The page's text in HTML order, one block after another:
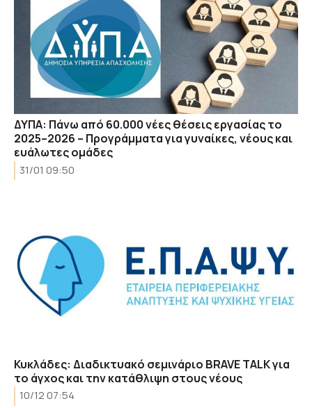
ΔΥΠΑ: Πάνω από 60.000 νέες θέσεις εργασίας το
2025–2026 – Προγράμματα για γυναίκες, νέους και
ευάλωτες ομάδες
31/01 09:50
Κυκλάδες: Διαδικτυακό σεμινάριο BRAVE TALK για
το άγχος και την κατάθλιψη στους νέους
10/12 07:54